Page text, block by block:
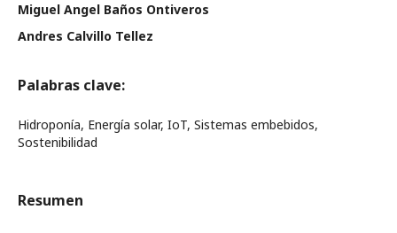
Miguel Angel Baños Ontiveros
Andres Calvillo Tellez
Palabras clave:
Hidroponía, Energía solar, IoT, Sistemas embebidos,
Sostenibilidad
Resumen